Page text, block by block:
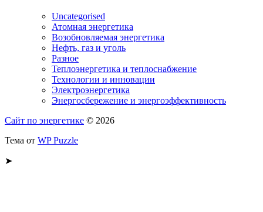
Uncategorised
Атомная энергетика
Возобновляемая энергетика
Нефть, газ и уголь
Разное
Теплоэнергетика и теплоснабжение
Технологии и инновации
Электроэнергетика
Энергосбережение и энергоэффективность
Сайт по энергетике © 2026
Тема от WP Puzzle
➤